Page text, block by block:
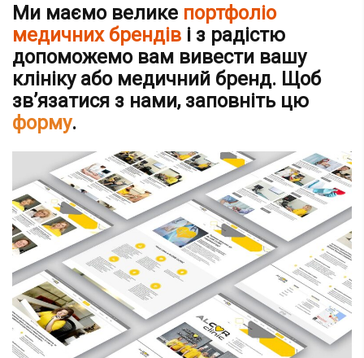
Ми маємо велике портфоліо
медичних брендів і з радістю
допоможемо вам вивести вашу
клініку або медичний бренд. Щоб
зв’язатися з нами, заповніть цю
форму.